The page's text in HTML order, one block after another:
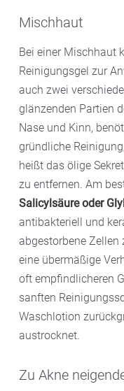
Mischhaut
Bei einer Mischhaut
Reinigungsgel zur
auch zwei
glänzenden Partien
Nase und Kinn,
gründliche
heißt das ölige
zu entfernen. Am
Salicylsäure oder
antibakteriell und
abgestorbene Zellen
eine übermäßige
oft empfindlicheren
sanften
Waschlotion
austrocknet.
Zu Akne